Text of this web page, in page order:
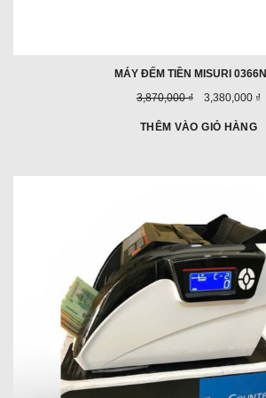
MÁY ĐẾM TIỀN MISURI
Giá
3,870,000 ₫
Giá
3,380,000 ₫
THÊM VÀO GIỎ HÀNG